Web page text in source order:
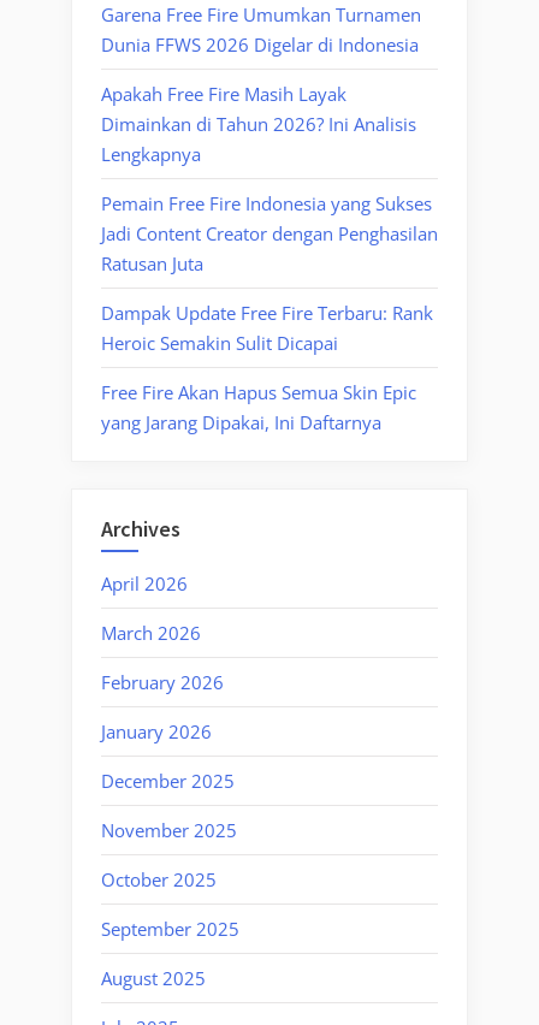
Garena Free Fire Umumkan Turnamen
Dunia FFWS 2026 Digelar di Indonesia
Apakah Free Fire Masih Layak
Dimainkan di Tahun 2026? Ini Analisis
Lengkapnya
Pemain Free Fire Indonesia yang Sukses
Jadi Content Creator dengan Penghasilan
Ratusan Juta
Dampak Update Free Fire Terbaru: Rank
Heroic Semakin Sulit Dicapai
Free Fire Akan Hapus Semua Skin Epic
yang Jarang Dipakai, Ini Daftarnya
Archives
April 2026
March 2026
February 2026
January 2026
December 2025
November 2025
October 2025
September 2025
August 2025